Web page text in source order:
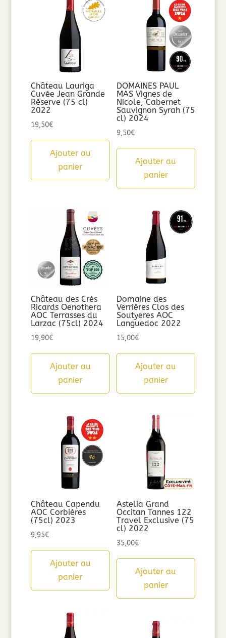
Château Lauriga
Cuvée Jean Grande
Réserve (75 cl)
2022
19,50€
Ajouter au
panier
DOMAINES PAUL
MAS Vignes de
Nicole, Cabernet
Sauvignon Syrah (75
cl) 2024
9,50€
Ajouter au
panier
Château des Crès
Ricards Oenothera
AOC Terrasses du
Larzac (75cl) 2024
19,90€
Ajouter au
panier
Domaine des
Verrières Clos des
Soutyeres AOC
Languedoc 2022
15,00€
Ajouter au
panier
Château Capendu
AOC Corbières
(75cl) 2023
9,95€
Ajouter au
panier
Astelia Grand
Occitan Tannes 122
Travel Exclusive (75
cl) 2022
35,00€
Ajouter au
panier